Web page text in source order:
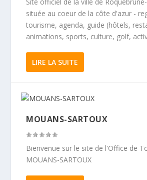
située au coeur de la côte d'azur -
tourisme, agenda, guide (hôtels,
animations, sports, culture, golf,
LIRE LA SUITE
MOUANS-SARTOUX
Bienvenue sur le site de l'Office de
MOUANS-SARTOUX